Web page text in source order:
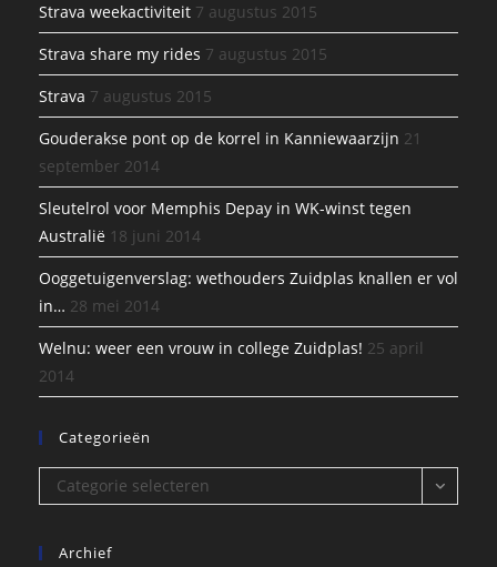
Strava weekactiviteit 7 augustus 2015
Strava share my rides 7 augustus 2015
Strava 7 augustus 2015
Gouderakse pont op de korrel in Kanniewaarzijn 21
september 2014
Sleutelrol voor Memphis Depay in WK-winst tegen
Australië 18 juni 2014
Ooggetuigenverslag: wethouders Zuidplas knallen er vol
in… 28 mei 2014
Welnu: weer een vrouw in college Zuidplas! 25 april
2014
Categorieën
Categorieën
Categorie selecteren
Archief